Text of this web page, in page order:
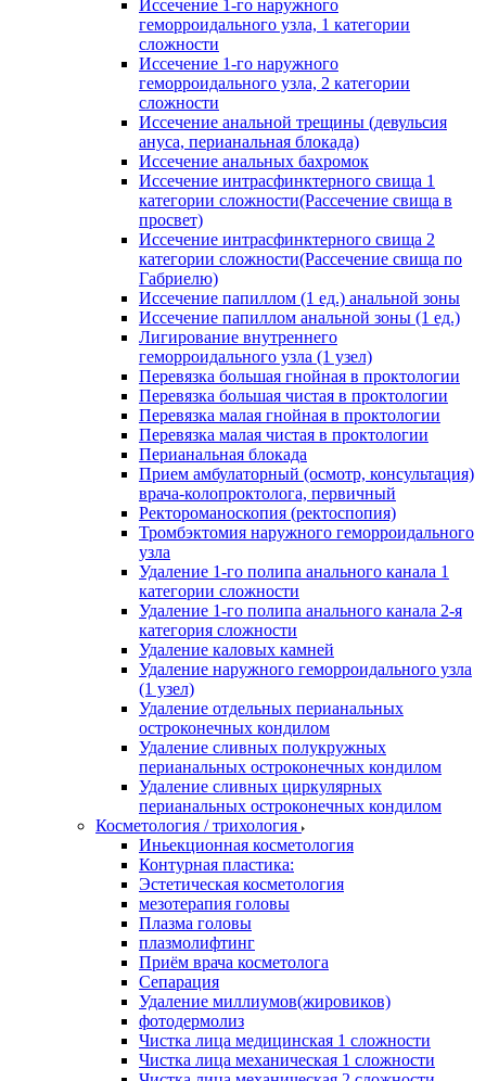
Иссечение 1-го наружного
геморроидального узла, 1 категории
сложности
Иссечение 1-го наружного
геморроидального узла, 2 категории
сложности
Иссечение анальной трещины (девульсия
ануса, перианальная блокада)
Иссечение анальных бахромок
Иссечение интрасфинктерного свища 1
категории сложности(Рассечение свища в
просвет)
Иссечение интрасфинктерного свища 2
категории сложности(Рассечение свища по
Габриелю)
Иссечение папиллом (1 ед.) анальной зоны
Иссечение папиллом анальной зоны (1 ед.)
Лигирование внутреннего
геморроидального узла (1 узел)
Перевязка большая гнойная в проктологии
Перевязка большая чистая в проктологии
Перевязка малая гнойная в проктологии
Перевязка малая чистая в проктологии
Перианальная блокада
Прием амбулаторный (осмотр, консультация)
врача-колопроктолога, первичный
Ректороманоскопия (ректоспопия)
Тромбэктомия наружного геморроидального
узла
Удаление 1-го полипа анального канала 1
категории сложности
Удаление 1-го полипа анального канала 2-я
категория сложности
Удаление каловых камней
Удаление наружного геморроидального узла
(1 узел)
Удаление отдельных перианальных
остроконечных кондилом
Удаление сливных полукружных
перианальных остроконечных кондилом
Удаление сливных циркулярных
перианальных остроконечных кондилом
Косметология / трихология
Иньекционная косметология
Контурная пластика:
Эстетическая косметология
мезотерапия головы
Плазма головы
плазмолифтинг
Приём врача косметолога
Сепарация
Удаление миллиумов(жировиков)
фотодермолиз
Чистка лица медицинская 1 сложности
Чистка лица механическая 1 сложности